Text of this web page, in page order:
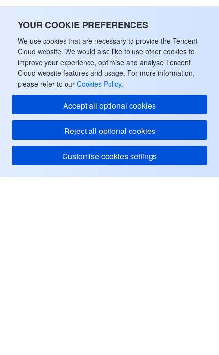
YOUR COOKIE PREFERENCES
We use cookies that are necessary to provide the Tencent
Cloud website. We would also like to use other cookies to
improve your experience, optimise and analyse Tencent
Cloud website features and usage. For more information,
please refer to our Cookies Policy.
Accept all optional cookies
Reject all optional cookies
Customise cookies settings